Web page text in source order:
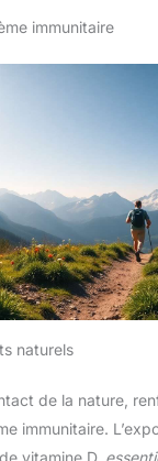
immunitaire
naturels
de la nature,
immunitaire.
vitamine D,